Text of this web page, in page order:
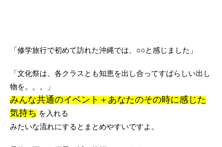
「修学旅行で初めて訪れた沖縄では、○○と感じました」
「文化祭は、各クラスとも知恵を出し合ってすばらしい出し
物を。。。」
みんな共通のイベント＋あなたのその時に感じた
気持ち を入れる
みたいな流れにするとまとめやすいですよ。